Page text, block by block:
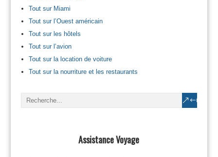
Tout sur Miami
Tout sur l’Ouest américain
Tout sur les hôtels
Tout sur l’avion
Tout sur la location de voiture
Tout sur la nourriture et les restaurants
Assistance Voyage